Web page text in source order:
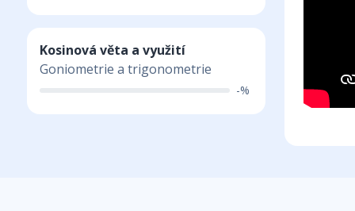
Kosinová věta a využití
Goniometrie a trigonometrie
-%